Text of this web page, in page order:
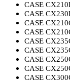
CASE
CASE
CASE
CASE
CASE
CASE
CASE
CASE
CASE